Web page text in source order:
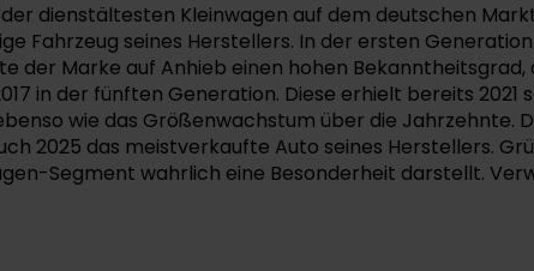
dienstältesten Kleinwagen auf dem deutschen
Fahrzeug seines Herstellers. In der ersten
Marke auf Anhieb einen hohen
in der fünften Generation. Diese erhielt bereits
wie das Größenwachstum über die
2025 das meistverkaufte Auto seines Herstellers.
Segment wahrlich eine Besonderheit darstellt.